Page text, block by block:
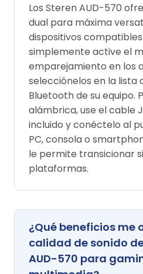
Los Steren AUD-570
dual para máxima
dispositivos
simplemente active el
emparejamiento en los
selecciónelos en la lista
Bluetooth de su equipo.
alámbrica, use el cable
incluido y conéctelo al
PC, consola o
le permite transicionar
plataformas.
¿Qué beneficios me
calidad de sonido
AUD-570 para